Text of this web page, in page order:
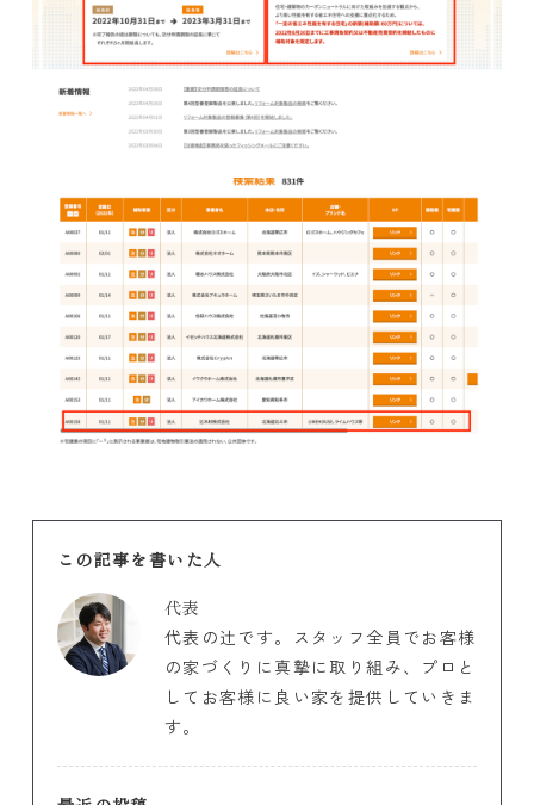
この記事を書いた人
代表
代表の辻です。スタッフ全員でお客様
の家づくりに真摯に取り組み、プロと
してお客様に良い家を提供していきま
す。